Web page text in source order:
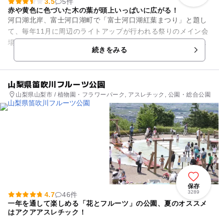
赤や黄色に色づいた木の葉が頭上いっぱいに広がる！
河口湖北岸、富士河口湖町で「富士河口湖紅葉まつり」と題し
て、毎年11月に周辺のライトアップが行われる祭りのメイン会
場となるのが「河口湖もみじ回廊」です。道筋は真ん中が少し
低くなっていて、赤や黄色...続きをみる
山梨県笛吹川フルーツ公園
山梨県山梨市 / 植物園・フラワーパーク, アスレチック, 公園・総合公園
保存
3289
4.7
46件
一年を通して楽しめる「花とフルーツ」の公園、夏のオススメ
はアクアアスレチック！